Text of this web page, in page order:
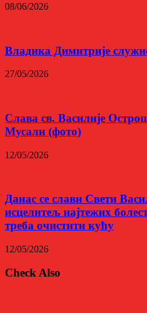
08/06/2026
Владика Димитрије
27/05/2026
Слава св. Василије
Мусали (фото)
12/05/2026
Данас се слави Свети
исцелитељ најтежих
треба очистити кућу
12/05/2026
Check Also